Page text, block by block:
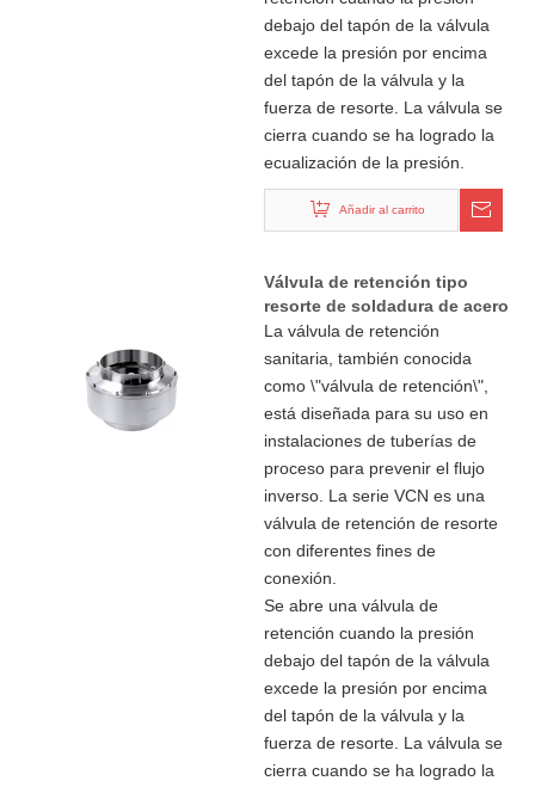
debajo del tapón de la válvula
excede la presión por encima
del tapón de la válvula y la
fuerza de resorte. La válvula se
cierra cuando se ha logrado la
ecualización de la presión.
Añadir al carrito
Válvula de retención tipo
resorte de soldadura de acero
inoxidable sanitario
La válvula de retención
sanitaria, también conocida
como \"válvula de retención\",
está diseñada para su uso en
instalaciones de tuberías de
proceso para prevenir el flujo
inverso. La serie VCN es una
válvula de retención de resorte
con diferentes fines de
conexión.
Se abre una válvula de
retención cuando la presión
debajo del tapón de la válvula
excede la presión por encima
del tapón de la válvula y la
fuerza de resorte. La válvula se
cierra cuando se ha logrado la